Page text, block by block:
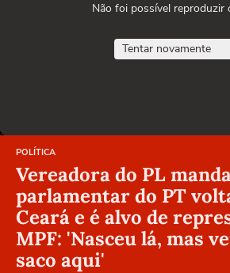
Não foi possível reproduzir
Tentar novamente
POLÍTICA
Vereadora do PL
parlamentar do PT
Ceará e é alvo de
MPF: 'Nasceu lá, mas
saco aqui'